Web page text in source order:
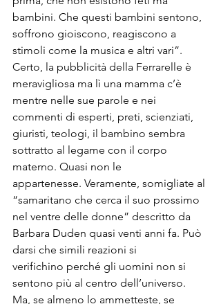
bambini. Che questi bambini sentono,
soffrono gioiscono, reagiscono a
stimoli come la musica e altri vari”.
Certo, la pubblicità della Ferrarelle è
meravigliosa ma lì una mamma c’è
mentre nelle sue parole e nei
commenti di esperti, preti, scienziati,
giuristi, teologi, il bambino sembra
sottratto al legame con il corpo
materno. Quasi non le
appartenesse. Veramente, somigliate al
“samaritano che cerca il suo prossimo
nel ventre delle donne” descritto da
Barbara Duden quasi venti anni fa. Può
darsi che simili reazioni si
verifichino perché gli uomini non si
sentono più al centro dell’universo.
Ma, se almeno lo ammetteste, se